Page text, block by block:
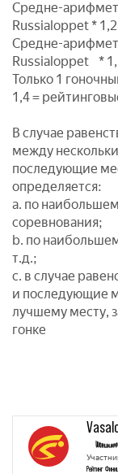
Средне-
Russialoppet *
Средне-
Russialoppet *
Только 1
1,4 =
В случае
между
последующие
определяется:
a. по
соревнования;
b. по
т.д.;
c. в случае
и последующие
лучшему месту,
гонке
Рейтинг